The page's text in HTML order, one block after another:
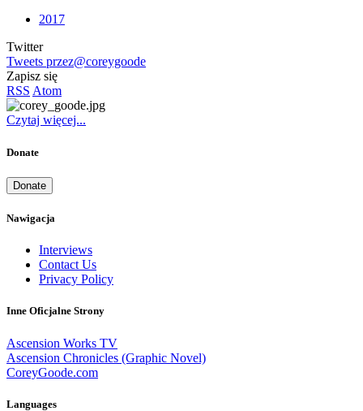
2017
Twitter
Tweets przez@coreygoode
Zapisz się
RSS Atom
Czytaj więcej...
Donate
Donate
Nawigacja
Interviews
Contact Us
Privacy Policy
Inne Oficjalne Strony
Ascension Works TV
Ascension Chronicles (Graphic Novel)
CoreyGoode.com
Languages